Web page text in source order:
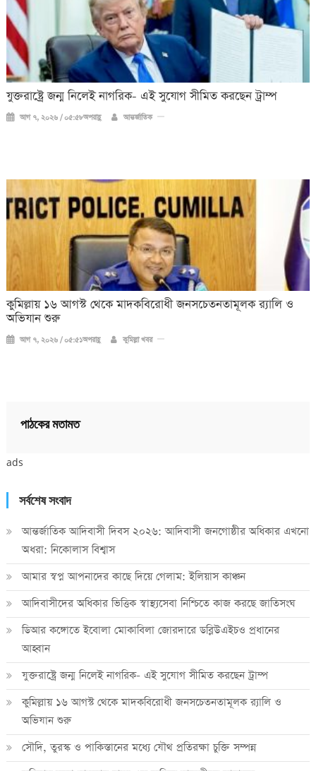
যুক্তরাষ্ট্রে জন্ম নিলেই নাগরিক- এই সুযোগ সীমিত করছেন ট্রাম্প
আগ ৭, ২০২৬ / ০৫:৫৮অপরাহ্ণ আন্তর্জাতিক
কুমিল্লায় ১৬ আগস্ট থেকে মাদকবিরোধী জনসচেতনতামূলক র‍্যালি ও
অভিযান শুরু
আগ ৭, ২০২৬ / ০৫:৫১অপরাহ্ণ কুমিল্লা খবর
পাঠকের মতামত
ads
সর্বশেষ সংবাদ
আন্তর্জাতিক আদিবাসী দিবস ২০২৬: আদিবাসী জনগোষ্ঠীর অধিকার এখনো
অধরা: নিকোলাস বিশ্বাস
আমার স্বপ্ন আপনাদের কাছে দিয়ে গেলাম: ইলিয়াস কাঞ্চন
আদিবাসীদের অধিকার ভিত্তিক স্বাস্থ্যসেবা নিশ্চিতে কাজ করছে জাতিসংঘ
ডিআর কঙ্গোতে ইবোলা মোকাবিলা জোরদারে ডব্লিউএইচও প্রধানের
আহ্বান
যুক্তরাষ্ট্রে জন্ম নিলেই নাগরিক- এই সুযোগ সীমিত করছেন ট্রাম্প
কুমিল্লায় ১৬ আগস্ট থেকে মাদকবিরোধী জনসচেতনতামূলক র‍্যালি ও
অভিযান শুরু
সৌদি, তুরস্ক ও পাকিস্তানের মধ্যে যৌথ প্রতিরক্ষা চুক্তি সম্পন্ন